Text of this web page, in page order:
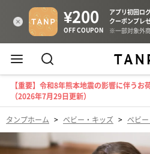
【重要】令和8年熊本地震の影響に伴う
（2026年7月29日更新）
タンプホーム > ベビー・キッズ > ベビ